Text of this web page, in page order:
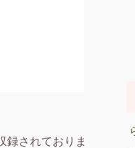
録されておりま